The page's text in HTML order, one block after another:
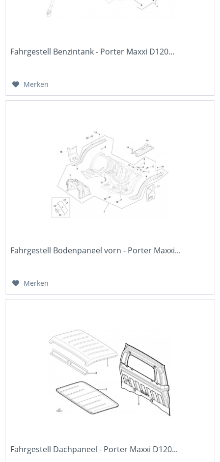
Fahrgestell Benzintank - Porter Maxxi D120...
Merken
Fahrgestell Bodenpaneel vorn - Porter Maxxi...
Merken
Fahrgestell Dachpaneel - Porter Maxxi D120...